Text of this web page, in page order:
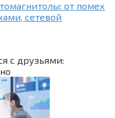
от помех
сетевой
с друзьями: